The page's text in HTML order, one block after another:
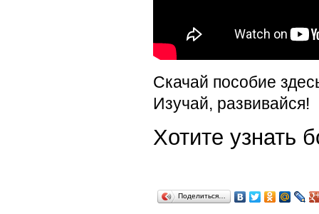
Скачай пособие
Изучай, развивайся!
Хотите
Поделиться…